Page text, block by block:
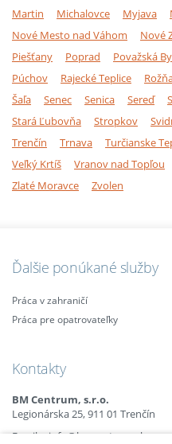
Martin
Michalovce Myjava
Nové Mesto nad Váhom
Nové
Piešťany
Poprad Považská
Púchov
Rajecké Teplice
Šaľa
Senec Senica Sereď
Stará Ľubovňa
Stropkov
Trenčín
Trnava Turčianske
Veľký Krtíš
Vranov nad Topľou
Zlaté Moravce
Zvolen
Ďalšie ponúkané služby
Práca v zahraničí
Práca pre opatrovateľky
Kontakty
BM Centrum, s.r.o.
Legionárska 25, 911 01 Trenčín
Email: info@bmcentrum.sk